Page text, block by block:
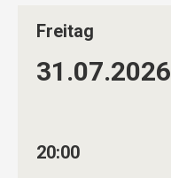
Freitag
31.07.2026
20:00